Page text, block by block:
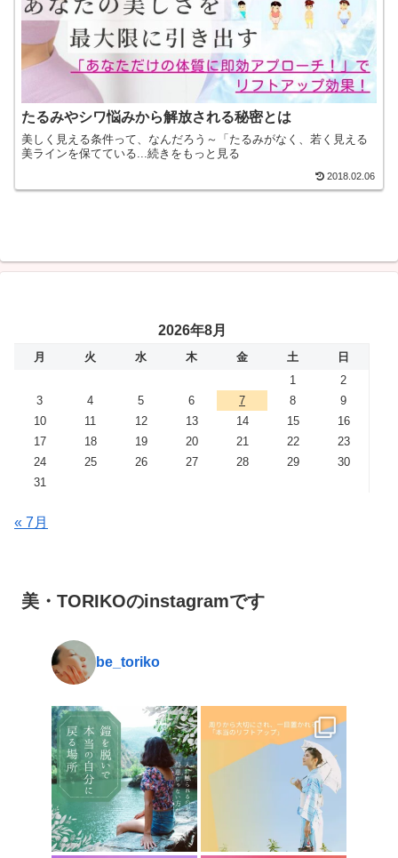
たるみやシワ悩みから解放される秘密とは
美しく見える条件って、なんだろう～「たるみがなく、若く見える
美ラインを保てている...続きをもっと見る
2018.02.06
2026年8月
月 火 水 木 金 土
日
1
2
3
4 5 6 7 8
9
10
11 12 13 14 15
16
17
18 19 20 21 22
23
24
25 26 27 28 29
30
31
« 7月
美・TORIKOのinstagramです
be_toriko